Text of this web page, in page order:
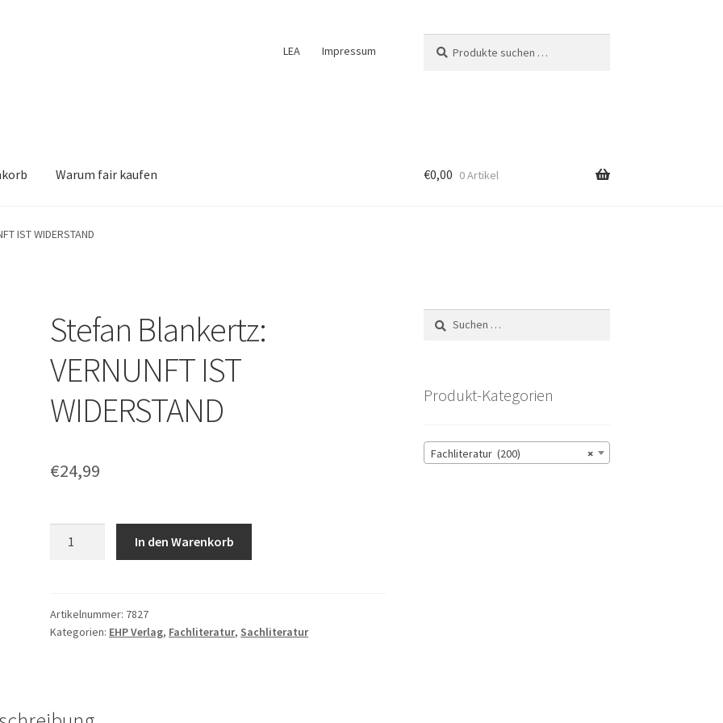
LEA Impressum
nach:
Warum fair kaufen €0,00 0 Artikel
IST WIDERSTAND
Stefan Blankertz:
VERNUNFT IST
WIDERSTAND
€24,99
WIDERSTAND
Menge
In den Warenkorb
Artikelnummer: 7827
Kategorien: EHP Verlag, Fachliteratur,Sachliteratur
Suchen
nach:
Produkt-Kategorien
×
Fachliteratur (200)